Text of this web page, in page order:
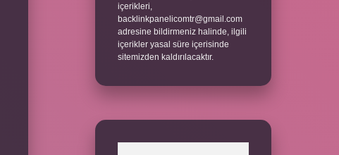
içerikleri,
backlinkpanelicomtr@gmail.com
adresine bildirmeniz halinde, ilgili
içerikler yasal süre içerisinde
sitemizden kaldırılacaktır.